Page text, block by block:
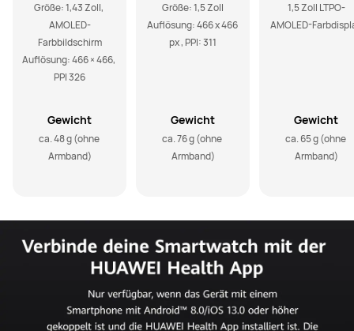
Größe: 1,43 Zoll,
AMOLED-
Farbbildschirm
Auflösung: 466 × 466,
PPI 326
Gewicht
ca. 48 g (ohne
Armband)
Größe: 1,5 Zoll
Auflösung: 466 x 466
px , PPI: 311
Gewicht
ca. 76 g (ohne
Armband)
1,5 Zoll LTPO-
AMOLED-
Gewicht
ca. 65 g (ohne
Armband)